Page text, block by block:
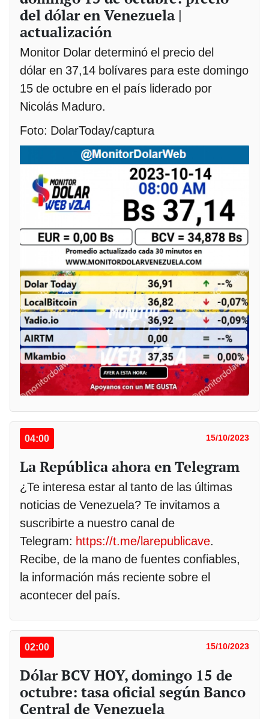
del dólar en Venezuela |
actualización
Monitor Dolar determinó el precio del
dólar en 37,14 bolívares para este domingo
15 de octubre en el país liderado por
Nicolás Maduro.
Foto: DolarToday/captura
04:00 15/10/2023
La República ahora en Telegram
¿Te interesa estar al tanto de las últimas
noticias de Venezuela? Te invitamos a
suscribirte a nuestro canal de
Telegram: https://t.me/larepublicave.
Recibe, de la mano de fuentes confiables,
la información más reciente sobre el
acontecer del país.
02:00 15/10/2023
Dólar BCV HOY, domingo 15 de
octubre: tasa oficial según Banco
Central de Venezuela